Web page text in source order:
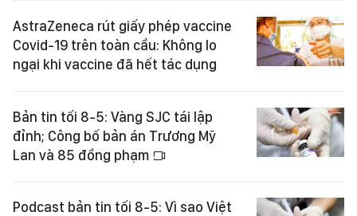
AstraZeneca rút giấy phép vaccine
Covid-19 trên toàn cầu: Không lo
ngại khi vaccine đã hết tác dụng
Bản tin tối 8-5: Vàng SJC tái lập
đỉnh; Công bố bản án Trương Mỹ
Lan và 85 đồng phạm
Podcast bản tin tối 8-5: Vì sao Việt